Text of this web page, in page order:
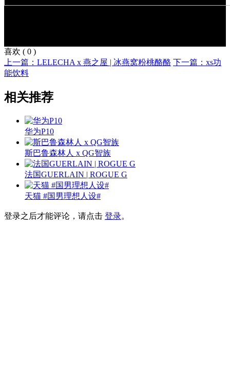
喜欢 ( 0 )
上一篇：LELECHA x 燕之屋 | 冰燕窝粉桃酪酪 下一篇：xs功
能饮料
相关推荐
华为P10
斯巴鲁森林人 x QG智族
法国GUERLAIN | ROGUE G
天猫 #国男理想人设#
登录之后才能评论，请点击 登录。